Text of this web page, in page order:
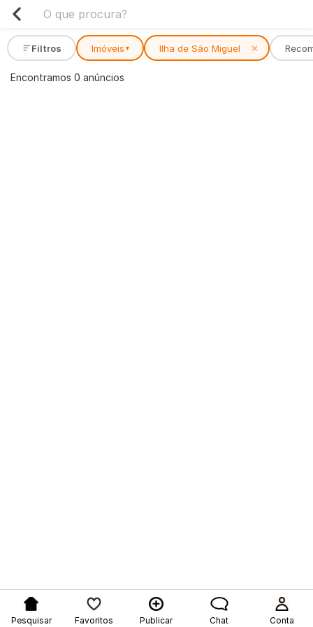
Filtros Imóveis ▾ Ilha de São Miguel ✕
Encontramos 0 anúncios
Pesquisar Favoritos Publicar Chat Conta